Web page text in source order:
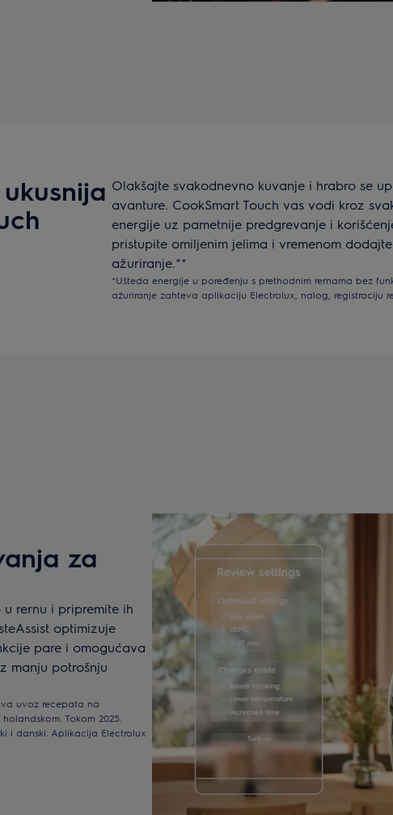
Olakšajte svakodnevno kuvanje i hrabro se
avanture. CookSmart Touch vas vodi kroz
energije uz pametnije predgrevanje i
pristupite omiljenim jelima i vremenom
ažuriranje.**
*Ušteda energije u poređenju s prethodnim rernama bez
ažuriranje zahteva aplikaciju Electrolux, nalog, registraciju
za
rernu i pripremite ih
optimizuje
pare i omogućava
manju potrošnju
uvoz recepata na
Tokom 2025.
i danski. Aplikacija Electrolux